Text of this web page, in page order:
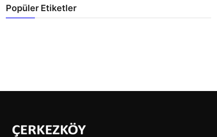
Popüler Etiketler